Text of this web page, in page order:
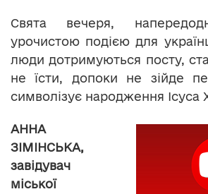
Свята вечеря,
урочистою подією для
люди дотримуються посту,
не їсти, допоки не зійде
символізує народження Ісуса
АННА
ЗІМІНСЬКА,
завідувач
міської